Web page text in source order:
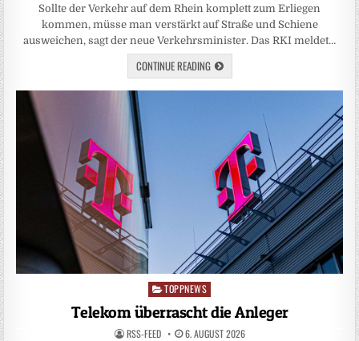
Sollte der Verkehr auf dem Rhein komplett zum Erliegen
kommen, müsse man verstärkt auf Straße und Schiene
ausweichen, sagt der neue Verkehrsminister. Das RKI meldet…
CONTINUE READING
Posted
TOPPNEWS
Telekom überrascht die Anleger
RSS-FEED 6. AUGUST 2026